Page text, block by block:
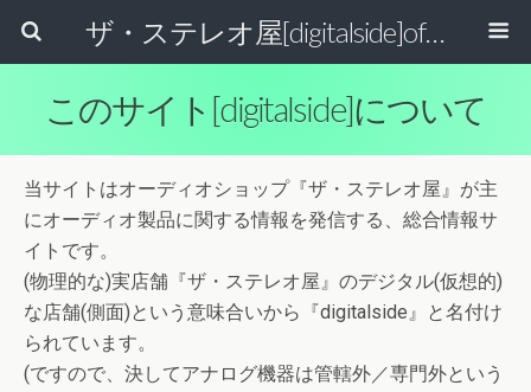
ザ・ステレオ屋[digitalside]official blog.
このサイト[digitalside]について
当サイトはオーディオショップ『ザ・ステレオ屋』が主
にオーディオ製品に関する情報を発信する、総合情報サ
イトです。
(物理的な)実店舗『ザ・ステレオ屋』のデジタル(仮想的)
な店舗(側面)という意味合いから『digitalside』と名付け
られています。
(ですので、決してアナログ機器は管轄外／専門外という